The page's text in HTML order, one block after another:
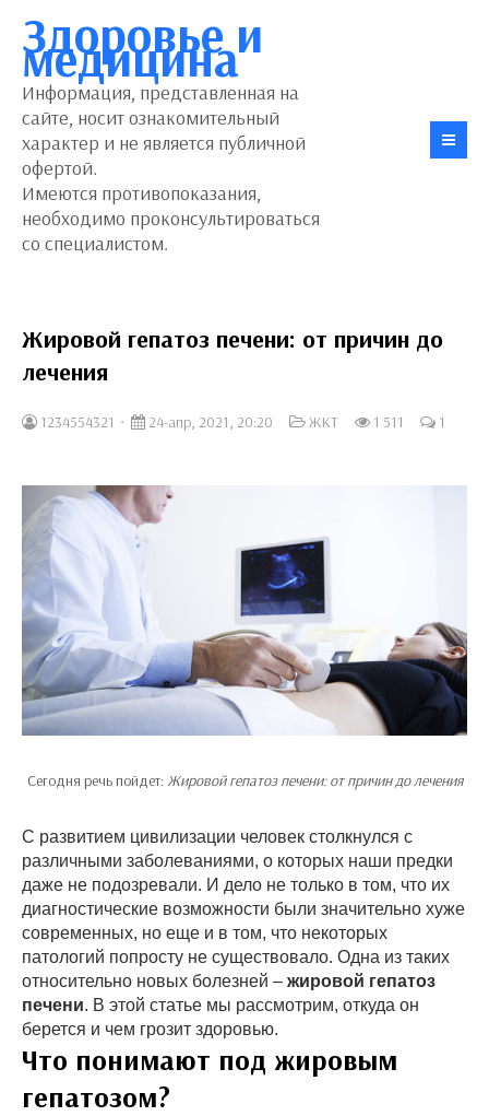
Здоровье и
медицина
Информация, представленная на
сайте, носит ознакомительный
характер и не является публичной
офертой.
Имеются противопоказания,
необходимо проконсультироваться
со специалистом.
Жировой гепатоз печени: от причин до
лечения
1234554321 24-апр, 2021, 20:20 ЖКТ 1 511 1
Сегодня речь пойдет: Жировой гепатоз печени: от причин до лечения
С развитием цивилизации человек столкнулся с
различными заболеваниями, о которых наши предки
даже не подозревали. И дело не только в том, что их
диагностические возможности были значительно хуже
современных, но еще и в том, что некоторых
патологий попросту не существовало. Одна из таких
относительно новых болезней – жировой гепатоз
печени. В этой статье мы рассмотрим, откуда он
берется и чем грозит здоровью.
Что понимают под жировым
гепатозом?